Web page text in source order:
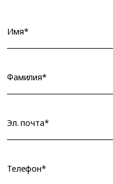
Имя*
Фамилия*
Эл. почта*
Телефон*